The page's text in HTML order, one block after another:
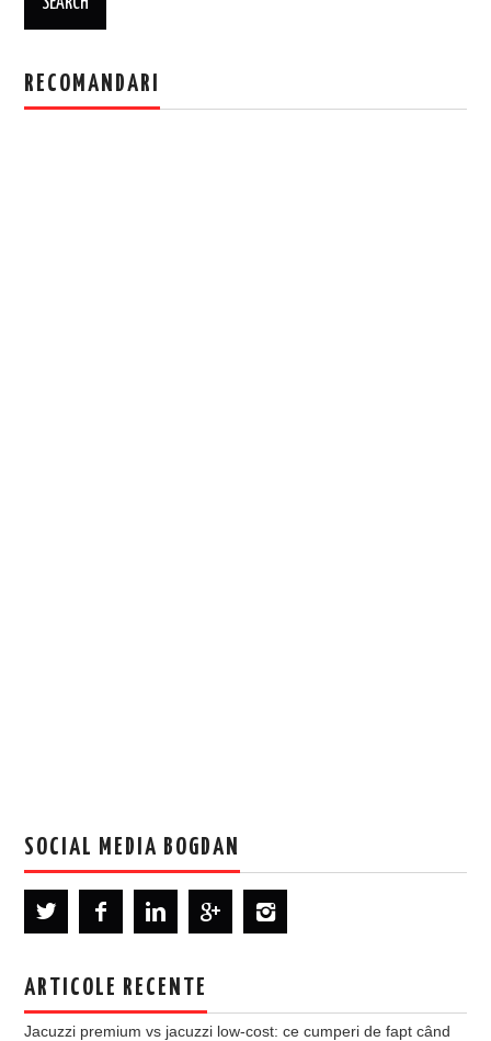
RECOMANDARI
SOCIAL MEDIA BOGDAN
ARTICOLE RECENTE
Jacuzzi premium vs jacuzzi low-cost: ce cumperi de fapt când